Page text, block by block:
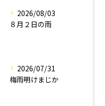
2026/08/03
８月２日の雨
2026/07/31
梅雨明けまじか